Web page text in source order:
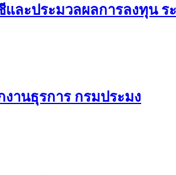
ละประมวลผลการลงทุน ร
านธุรการ กรมประมง